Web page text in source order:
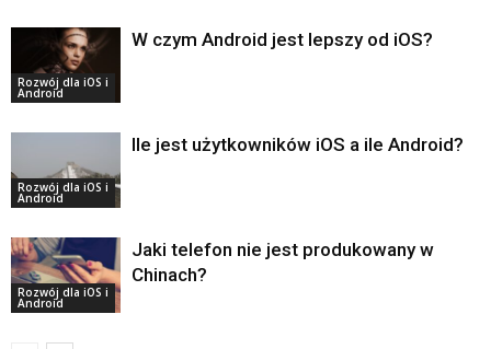
Rozwój dla iOS i
Android
W czym Android jest lepszy od iOS?
Rozwój dla iOS i
Android
Ile jest użytkowników iOS a ile Android?
Rozwój dla iOS i
Android
Jaki telefon nie jest produkowany w
Chinach?